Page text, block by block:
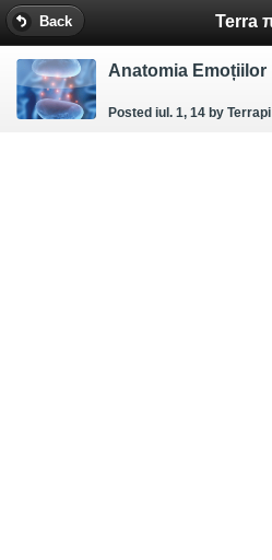
Back Terra
Anatomia Emoțiilor
Posted iul. 1, 14 by Terrapi